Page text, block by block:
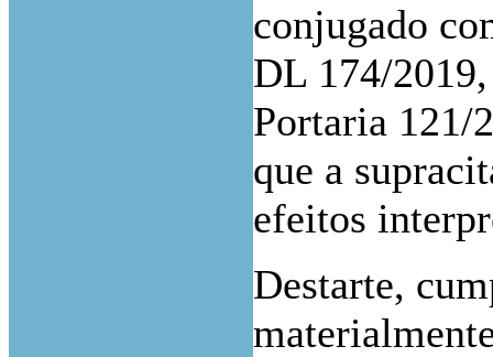
conjugado
DL 174/
Portaria 121/
que a
efeitos
Destarte,